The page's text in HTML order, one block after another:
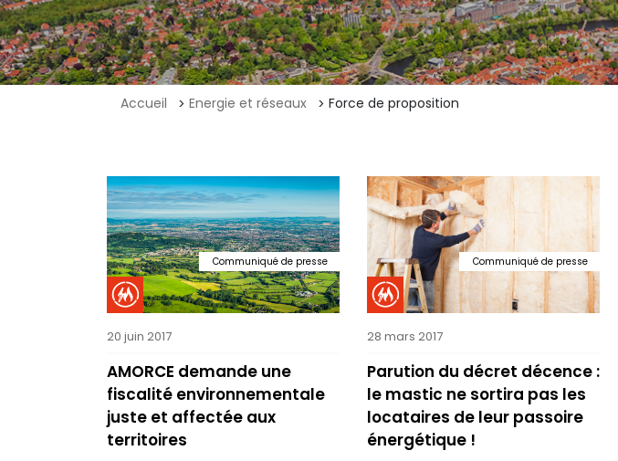
Accueil Energie et réseaux Force de proposition
Communiqué de presse
20 juin 2017
AMORCE demande une
fiscalité environnementale
juste et affectée aux
territoires
Communiqué de presse
28 mars 2017
Parution du décret décence :
le mastic ne sortira pas les
locataires de leur passoire
énergétique !